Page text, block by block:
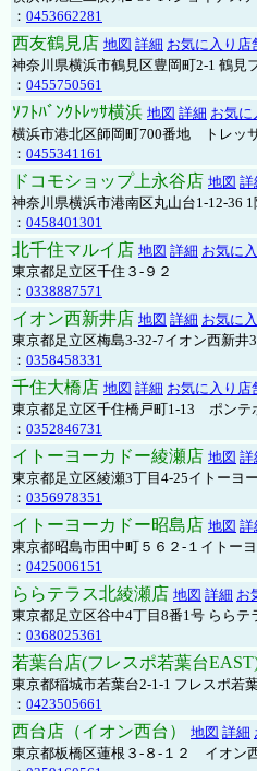
： 0453662281
西友鶴見店 地図 詳細 お気に入り店
神奈川県横浜市鶴見区豊岡町2-1 鶴見
： 0455750561
ｿﾌﾄﾊﾞﾝｸﾄﾚｯｻ横浜 地図 詳細 お気に
横浜市港北区師岡町700番地 トレッ
： 0455341161
ドコモショップ上永谷店 地図 詳
神奈川県横浜市港南区丸山台1-12-36 1
： 0458401301
北千住マルイ店 地図 詳細 お気に
東京都足立区千住３-９２
： 0338887571
イオン西新井店 地図 詳細 お気に
東京都足立区梅島3-32-7イオン西新井
： 0358458331
千住大橋店 地図 詳細 お気に入り店
東京都足立区千住橋戸町1-13 ポンテ
： 0352846731
イトーヨーカドー綾瀬店 地図 詳
東京都足立区綾瀬3丁目4-25イトーヨ
： 0356978351
イトーヨーカドー昭島店 地図 詳
東京都昭島市田中町５６２-１イトー
： 0425006151
ららテラス北綾瀬店 地図 詳細 お
東京都足立区谷中4丁目8番1号 ららテ
： 0368025361
若葉台店(フレスポ若葉台
東京都稲城市若葉台2-1-1 フレスポ若
： 0423505661
西台店（イオン西台） 地図 詳細
東京都板橋区蓮根３-８-１２ イオン